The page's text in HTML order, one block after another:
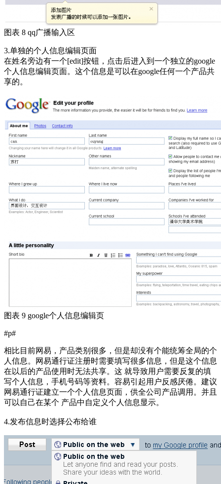
图表 8 qq广播输入区
3.单独的个人信息编辑页面
在姓名旁边有一个[edit]按钮，点击后进入到一个独立的google
个人信息编辑页面。这个信息是可以在google任何一个产品共
享的。
图表 9 google个人信息编辑页
#p#
相比目前网易，产品类别很多，但是却没有个能统筹全局的个
人信息。网易通行证注册时需要填写很多信息，但是这个信息
在以后的产品使用时无法共享。这 就导致用户需要反复的填
写个人信息，手机号码等资料。容易引起用户反感厌倦。建议
网易通行证建立一个个人信息页面，供全公司产品调用。并且
可以自己在某个 产品中自定义个人信息显示。
4.发布信息时选择公布给谁